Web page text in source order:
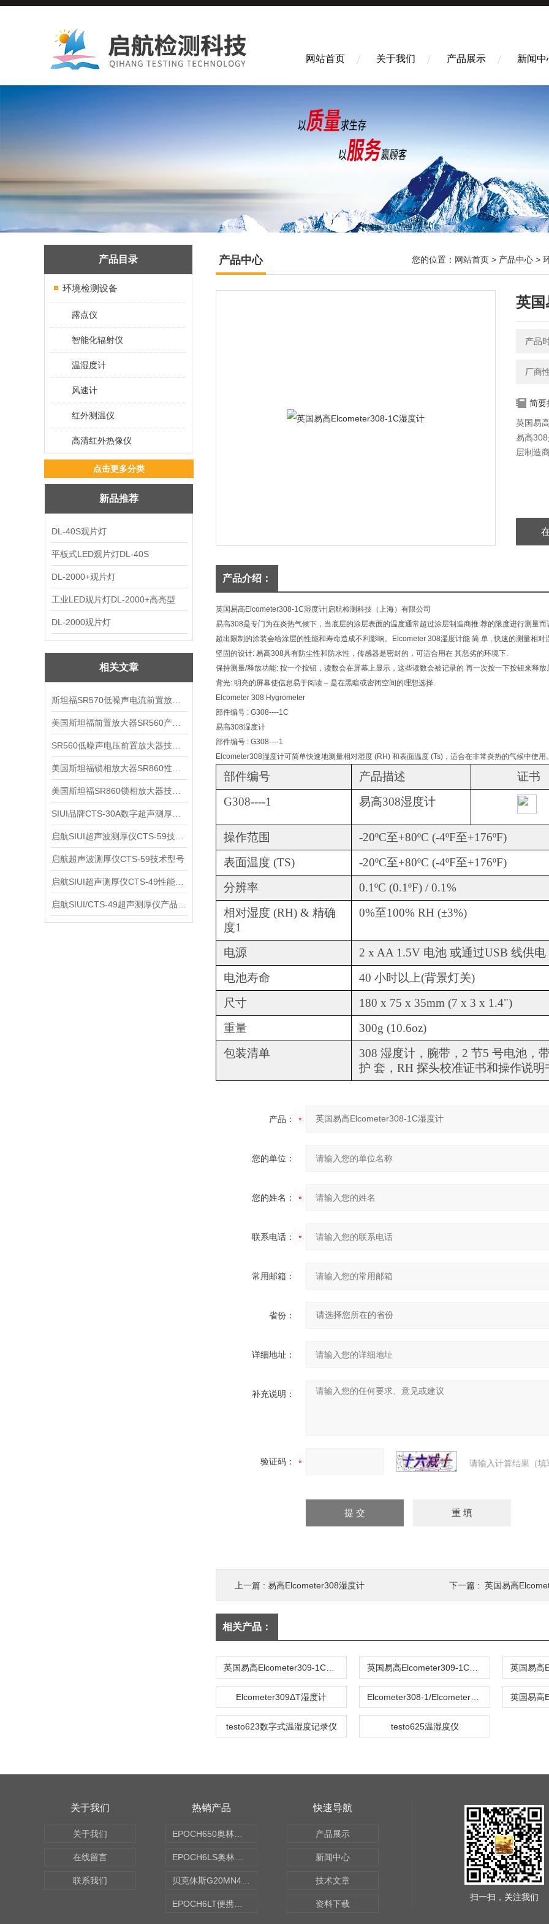
网站首页 关于我们 产品展示 新闻中
产品目录
环境检测设备
露点仪
智能化辐射仪
温湿度计
风速计
红外测温仪
高清红外热像仪
点击更多分类
新品推荐
DL-40S观片灯
平板式LED观片灯DL-40S
DL-2000+观片灯
工业LED观片灯DL-2000+高亮型
DL-2000观片灯
相关文章
启航超声波测厚仪CTS-59技术型号
产品中心 您的位置： 网站首页 > 产品中心 >
英国
产品
厂商
简要
英国易
易高
层制造
产品介绍：
英国易高Elcometer308-1C湿度计 |启航检测科技（上海）有限公司
易高308是专门为在炎热气候下，当底层的涂层表面的温度通常超过涂层制造商推 荐的限度进行测量而
超出限制的涂装会给涂层的性能和寿命造成不利影响。Elcometer 308湿度计能 简 单 , 快速的测量相对
坚固的设计: 易高308具有防尘性和防水性，传感器是密封的，可适合用在 其恶劣的环境下.
保持测量/释放功能: 按一个按钮，读数会在屏幕上显示，这些读数会被记录的 再一次按一下按钮来释
背光: 明亮的屏幕使信息易于阅读 – 是在黑暗或密闭空间的理想选择.
Elcometer 308 Hygrometer
部件编号 : G308----1C
易高308湿度计
部件编号 : G308----1
Elcometer308湿度计可简单快速地测量相对湿度 (RH) 和表面温度 (Ts)，适合在非常炎热的气候中使用。
部件编号 产品描述
证书
G308----1
易高308湿度计
操作范围
-20ºC至+80ºC (-4ºF至+176ºF)
表面温度 (TS)
-20ºC至+80ºC (-4ºF至+176ºF)
分辨率
0.1ºC (0.1ºF) / 0.1%
相对湿度 (RH) & 精确
度1
0%至100% RH (±3%)
电源
2 x AA 1.5V 电池 或通过USB 线供电
电池寿命
40 小时以上(背景灯关)
尺寸
180 x 75 x 35mm (7 x 3 x 1.4")
重量
300g (10.6oz)
包装清单
308 湿度计，腕带，2 节5 号电池，
护 套，RH 探头校准证书和操作说明
产品：
您的单位：
您的姓名：
联系电话：
常用邮箱：
省份：
详细地址：
补充说明：
验证码： 请输入计算结果（
上一篇 : 易高Elcometer308湿度计 下一篇 : 英国易高
相关产品：
Elcometer309ΔT湿度计
testo623数字式温湿度记录仪 testo625温湿度仪
关于我们
关于我们
在线留言
联系我们
热销产品 快速导航
产品展示
新闻中心
技术文章
资料下载
扫一扫，关注我们